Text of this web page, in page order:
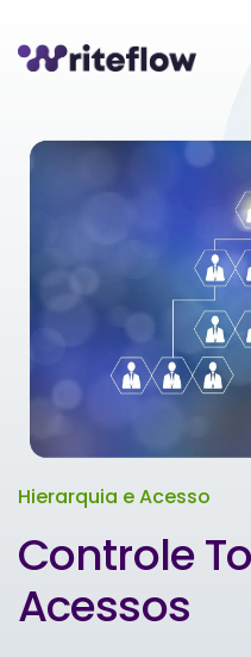
Hierarquia e Acesso
Controle
Acessos